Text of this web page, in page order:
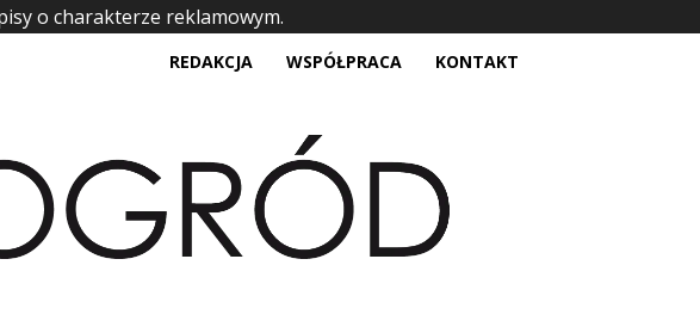
o charakterze reklamowym.
REDAKCJA WSPÓŁPRACA KONTAKT